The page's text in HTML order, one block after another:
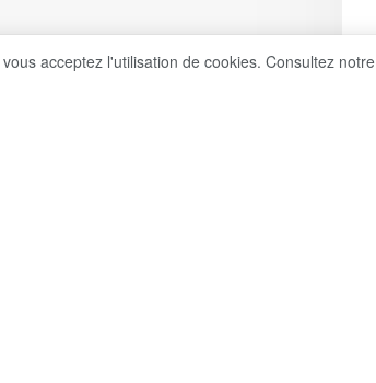
acceptez l'utilisation de cookies. Consultez notre